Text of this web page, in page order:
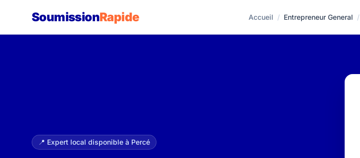
SoumissionRapide Accueil / Entrepreneur General /
📍 Expert local disponible à Percé